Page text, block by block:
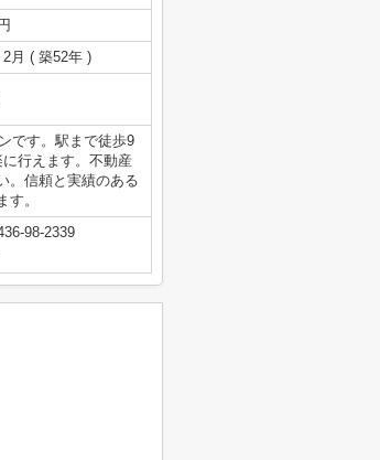
2月 ( 築52年 )
です。駅まで徒歩9
行えます。不動産
。信頼と実績のある
。
98-2339